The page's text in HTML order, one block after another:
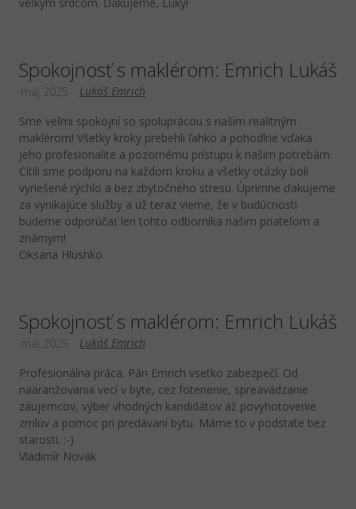
veľkým srdcom. Ďakujeme, Luky!
Spokojnosť s maklérom: Emrich Lukáš
Lukáš Emrich
máj 2025
Sme veľmi spokojní so spoluprácou s naším realitným
maklérom! Všetky kroky prebehli ľahko a pohodlne vďaka
jeho profesionalite a pozornému prístupu k našim potrebám.
Cítili sme podporu na každom kroku a všetky otázky boli
vyriešené rýchlo a bez zbytočného stresu. Úprimne ďakujeme
za vynikajúce služby a už teraz vieme, že v budúcnosti
budeme odporúčať len tohto odborníka našim priateľom a
známym!
Oksana Hlushko
Spokojnosť s maklérom: Emrich Lukáš
Lukáš Emrich
máj 2025
Profesionálna práca. Pán Emrich vsetko zabezpečí. Od
naaranžovania vecí v byte, cez fotenenie, spreavádzanie
záujemcov, výber vhodných kandidátov až povyhotovenie
zmlúv a pomoc pri predávaní bytu. Máme to v podstate bez
starosti. :-)
Vladimír Novák